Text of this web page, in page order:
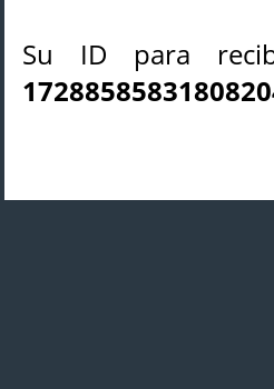
Su ID para